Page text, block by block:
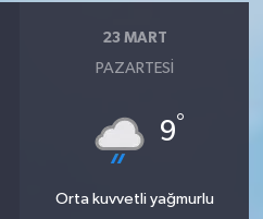
23 MART
PAZARTESI
9°
Orta kuvvetli yağmurlu